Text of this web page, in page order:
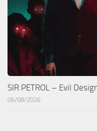
SIR PETROL – Evil
06/08/2026